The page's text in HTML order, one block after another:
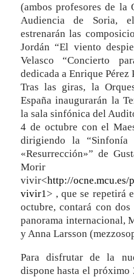
(ambos profesores de la
Audiencia de Soria,
estrenarán las
Jordán “El viento
Velasco “Concierto
dedicada a Enrique Pérez
Tras las giras, la
España inaugurarán la
la sala sinfónica del
4 de octubre con el
dirigiendo la
«Resurrección»” de
vivir<http://ocne.mcu.es/
vivir1> , que se repetirá
octubre, contará con
panorama internacional,
y Anna Larsson
Para disfrutar de la
dispone hasta el próximo